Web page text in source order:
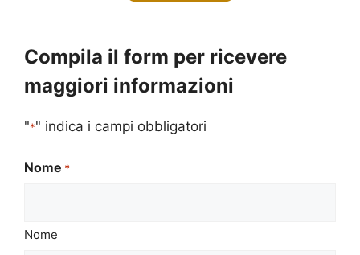
Compila il form per ricevere
maggiori informazioni
"*" indica i campi obbligatori
Nome *
Nome